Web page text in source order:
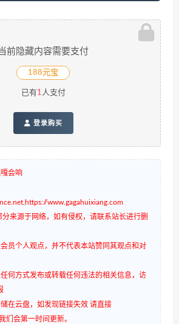
前隐藏内容需要支付
188元宝
已有1人支付
登录购买
会响
www.gagahuixiang.com
来源于网络，如有侵权，请联系站长进行删
员个人观点，并不代表本站赞同其观点和对
何方式发布或转载任何违法的相关信息，访
在云盘，如发现链接失效 请直接
们会第一时间更新。